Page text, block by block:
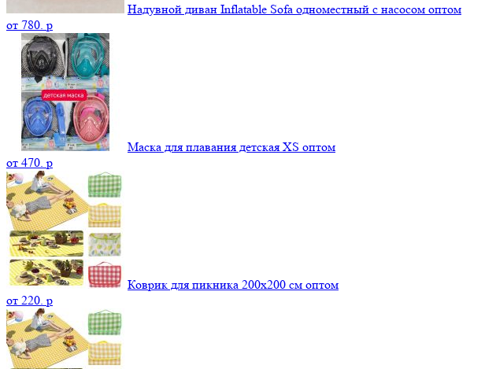
Надувной диван Inflatable Sofa одноместный с насосом оптом
от 780. p
Маска для плавания детская XS оптом
от 470. p
Коврик для пикника 200х200 см оптом
от 220. p